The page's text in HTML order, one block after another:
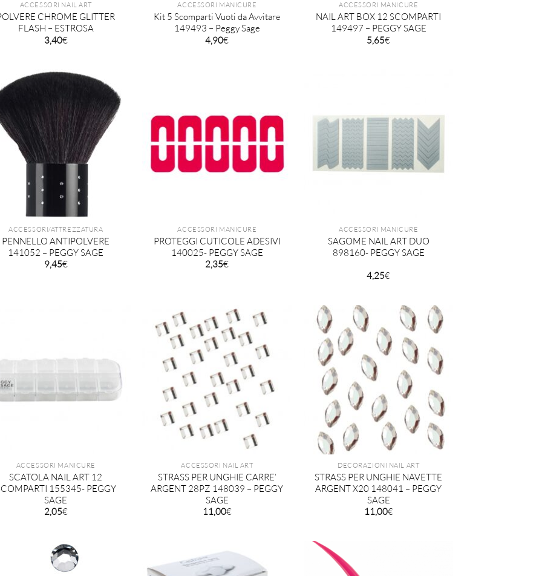
ACCESSORI NAIL ART
CHROME GLITTER
FLASH – ESTROSA
3,40€
ACCESSORI MANICURE
Kit 5 Scomparti Vuoti da Avvitare
149493 – Peggy Sage
4,90€
ACCESSORI MANICURE
NAIL ART BOX 12 SCOMPARTI
149497 – PEGGY SAGE
5,65€
ACCESSORI/ATTREZZATURA
PENNELLO ANTIPOLVERE
141052 – PEGGY SAGE
9,45€
ACCESSORI MANICURE
PROTEGGI CUTICOLE ADESIVI
140025- PEGGY SAGE
2,35€
ACCESSORI MANICURE
SAGOME NAIL ART DUO
898160- PEGGY SAGE
4,25€
ACCESSORI MANICURE
SCATOLA NAIL ART 12
155345- PEGGY
SAGE
2,05€
ACCESSORI NAIL ART
STRASS PER UNGHIE CARRE’
ARGENT 28PZ 148039 – PEGGY
SAGE
11,00€
DECORAZIONI NAIL ART
STRASS PER UNGHIE NAVETTE
ARGENT X20 148041 – PEGGY
SAGE
11,00€